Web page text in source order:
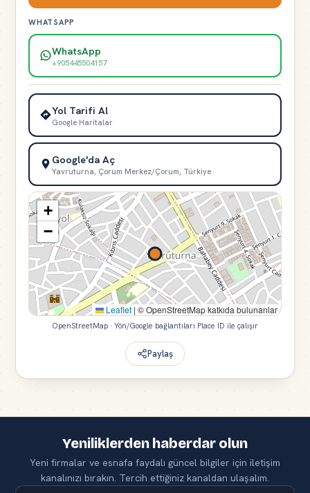
WHATSAPP
WhatsApp
+905445504157
Yol Tarifi Al
Google Haritalar
Google'da Aç
Yavruturna, Çorum Merkez/Çorum, Türkiye
+
−
Leaflet | © OpenStreetMap katkıda bulunanlar
OpenStreetMap · Yön/Google bağlantıları Place ID ile çalışır
Paylaş
Yeniliklerden haberdar olun
Yeni firmalar ve esnafa faydalı güncel bilgiler için iletişim
kanalınızı bırakın. Tercih ettiğiniz kanaldan ulaşalım.